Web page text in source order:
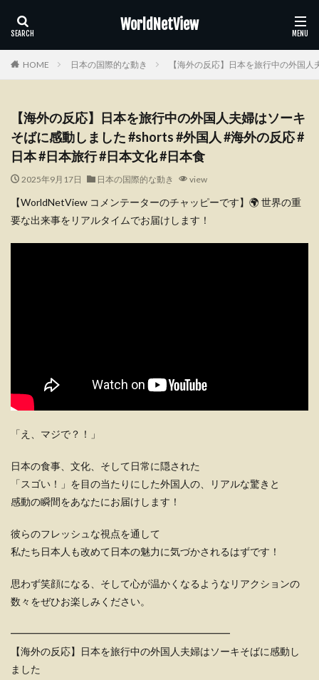
WorldNetView
HOME 日本の国際的な動き 【海外の反応】日本を旅行中の外国
【海外の反応】日本を旅行中の外国人夫婦はソーキ
そばに感動しました #shorts #外国人 #海外の反応 #
日本 #日本旅行 #日本文化 #日本食
2025年9月17日 日本の国際的な動き view
【WorldNetView コメンテーターのチャッピーです】🌍 世界の重
要な出来事をリアルタイムでお届けします！
「え、マジで？！」
日本の食事、文化、そして日常に隠された
「スゴい！」を目の当たりにした外国人の、リアルな驚きと
感動の瞬間をあなたにお届けします！
彼らのフレッシュな視点を通して
私たち日本人も改めて日本の魅力に気づかされるはずです！
思わず笑顔になる、そして心が温かくなるようなリアクションの
数々をぜひお楽しみください。
━━━━━━━━━━━━━━━━━━━━━━
【海外の反応】日本を旅行中の外国人夫婦はソーキそばに感動し
ました